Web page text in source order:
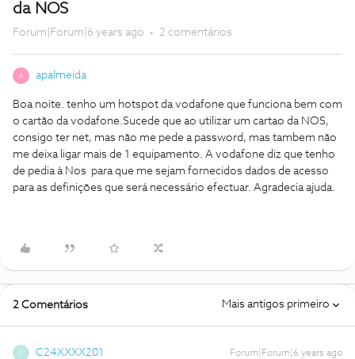
da NOS
Forum|Forum|6 years ago 2 comentários
A apalmeida
Boa noite. tenho um hotspot da vodafone que funciona bem com
o cartão da vodafone.Sucede que ao utilizar um cartao da NOS,
consigo ter net, mas não me pede a password, mas tambem não
me deixa ligar mais de 1 equipamento. A vodafone diz que tenho
de pedia à Nos para que me sejam fornecidos dados de acesso
para as definições que será necessário efectuar. Agradecia ajuda.
2 Comentários Mais antigos primeiro
C C24XXXX201 Forum|Forum|6 years ago